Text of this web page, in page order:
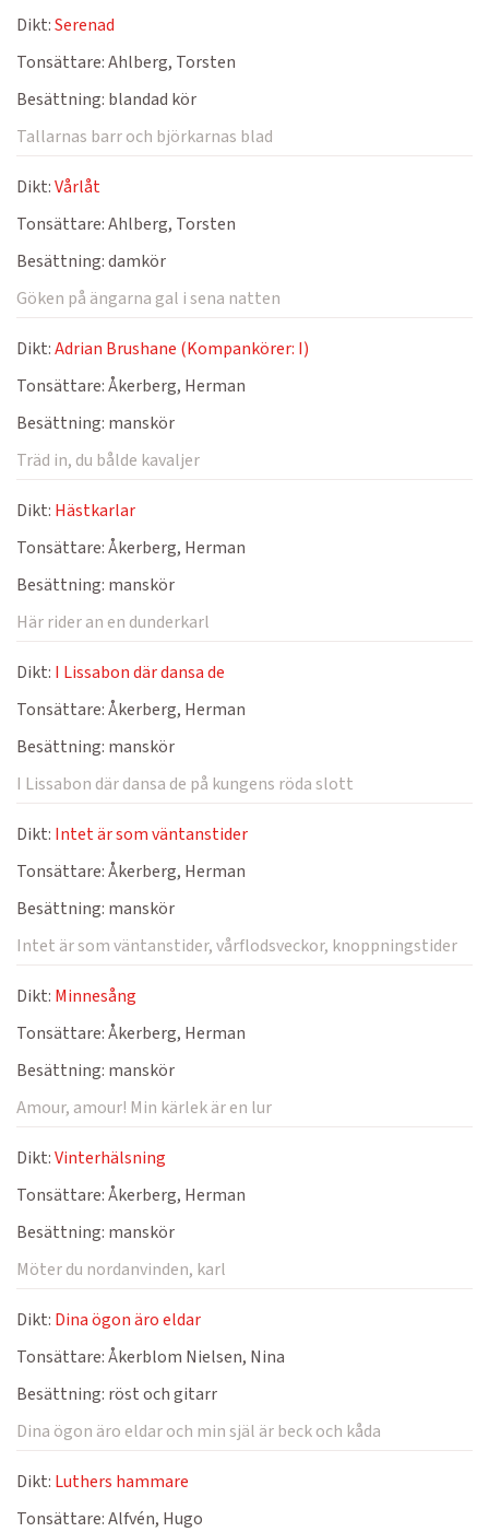
Dikt:Serenad
Tonsättare:Ahlberg, Torsten
Besättning: blandad kör
Tallarnas barr och björkarnas blad
Dikt:Vårlåt
Tonsättare:Ahlberg, Torsten
Besättning:damkör
Göken på ängarna gal i sena natten
Dikt:Adrian Brushane (Kompankörer: I)
Tonsättare:Åkerberg, Herman
Besättning: manskör
Träd in, du bålde kavaljer
Dikt: Hästkarlar
Tonsättare:Åkerberg, Herman
Besättning: manskör
Här rider an en dunderkarl
Dikt: I Lissabon där dansa de
Tonsättare:Åkerberg, Herman
Besättning: manskör
I Lissabon där dansa de på kungens röda slott
Dikt: Intet är som väntanstider
Tonsättare:Åkerberg, Herman
Besättning: manskör
Intet är som väntanstider, vårflodsveckor, knoppningstider
Dikt: Minnesång
Tonsättare:Åkerberg, Herman
Besättning: manskör
Amour, amour! Min kärlek är en lur
Dikt:Vinterhälsning
Tonsättare:Åkerberg, Herman
Besättning: manskör
Möter du nordanvinden, karl
Dikt: Dina ögon äro eldar
Tonsättare:Åkerblom Nielsen, Nina
Besättning: röst och gitarr
Dina ögon äro eldar och min själ är beck och kåda
Dikt: Luthers hammare
Tonsättare:Alfvén, Hugo